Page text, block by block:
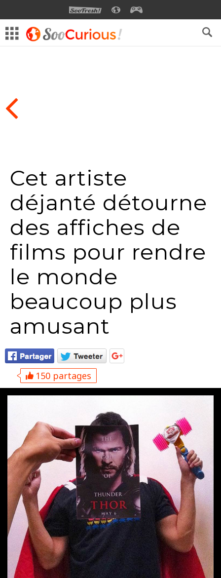
SOOFRESHSOOCURIOUS
Cet artiste
déjanté détourne
des affiches de
films pour rendre
le monde
beaucoup plus
amusant
150 partages